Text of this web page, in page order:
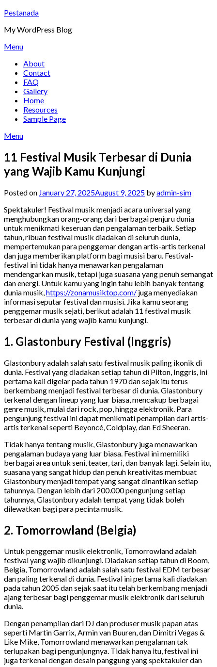
Skip
content
Pestanada
My WordPress Blog
Menu
About
Contact
FAQ
Gallery
Home
Resources
Sample Page
Menu
11 Festival Musik Terbesar di Dunia
yang Wajib Kamu Kunjungi
Posted on January 27, 2025August 9, 2025 byadmin-sim
Spektakuler! Festival musik menjadi acara universal yang
menghubungkan orang-orang dari berbagai penjuru dunia
untuk menikmati keseruan dan pengalaman terbaik. Setiap
tahun, ribuan festival musik diadakan di seluruh dunia,
mempertemukan para penggemar dengan artis-artis terkenal
dan juga memberikan platform bagi musisi baru. Festival-
festival ini tidak hanya menawarkan pengalaman
mendengarkan musik, tetapi juga suasana yang penuh semangat
dan energi. Untuk kamu yang ingin tahu lebih banyak tentang
dunia musik,https://zonamusiktop.com/ juga menyediakan
informasi seputar festival dan musisi. Jika kamu seorang
penggemar musik sejati, berikut adalah 11 festival musik
terbesar di dunia yang wajib kamu kunjungi.
1. Glastonbury Festival (Inggris)
Glastonbury adalah salah satu festival musik paling ikonik di
dunia. Festival yang diadakan setiap tahun di Pilton, Inggris, ini
pertama kali digelar pada tahun 1970 dan sejak itu terus
berkembang menjadi festival terbesar di dunia. Glastonbury
terkenal dengan lineup yang luar biasa, mencakup berbagai
genre musik, mulai dari rock, pop, hingga elektronik. Para
pengunjung festival ini dapat menikmati penampilan dari artis-
artis terkenal seperti Beyoncé, Coldplay, dan Ed Sheeran.
Tidak hanya tentang musik, Glastonbury juga menawarkan
pengalaman budaya yang luar biasa. Festival ini memiliki
berbagai area untuk seni, teater, tari, dan banyak lagi. Selain itu,
suasana yang sangat hidup dan penuh kreativitas membuat
Glastonbury menjadi tempat yang sangat dinantikan setiap
tahunnya. Dengan lebih dari 200.000 pengunjung setiap
tahunnya, Glastonbury adalah tempat yang tidak boleh
dilewatkan bagi para pecinta musik.
2. Tomorrowland (Belgia)
Untuk penggemar musik elektronik, Tomorrowland adalah
festival yang wajib dikunjungi. Diadakan setiap tahun di Boom,
Belgia, Tomorrowland adalah salah satu festival EDM terbesar
dan paling terkenal di dunia. Festival ini pertama kali diadakan
pada tahun 2005 dan sejak saat itu telah berkembang menjadi
ajang terbesar bagi penggemar musik elektronik dari seluruh
dunia.
Dengan penampilan dari DJ dan produser musik papan atas
seperti Martin Garrix, Armin van Buuren, dan Dimitri Vegas &
Like Mike, Tomorrowland menawarkan pengalaman tak
terlupakan bagi pengunjungnya. Tidak hanya itu, festival ini
juga terkenal dengan desain panggung yang spektakuler dan